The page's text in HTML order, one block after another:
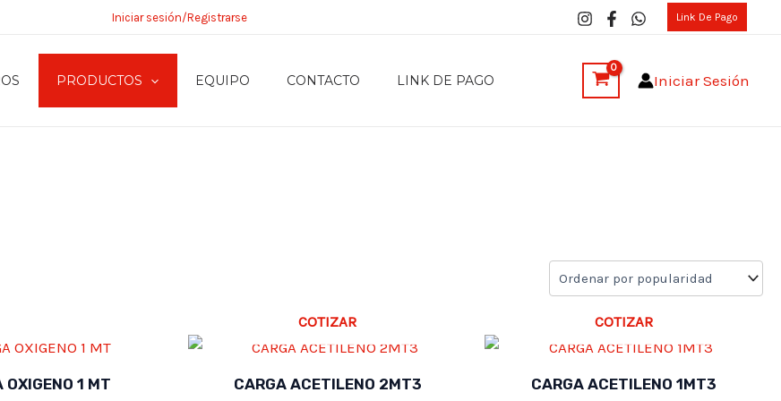
Iniciar sesión/Registrarse Link De Pago
PRODUCTOS EQUIPO CONTACTO LINK DE PAGO Iniciar Sesión
OXIGENO 1 MT
COTIZAR
CARGA ACETILENO 2MT3
COTIZAR
CARGA ACETILENO 1MT3